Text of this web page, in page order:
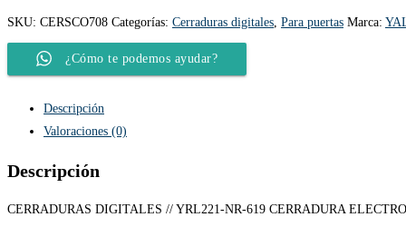
SKU: CERSCO708 Categorías: Cerraduras digitales Para puertas Marca:
¿Cómo te podemos ayudar?
Descripción
Valoraciones (0)
Descripción
CERRADURAS DIGITALES // YRL221-NR-619 CERRADURA